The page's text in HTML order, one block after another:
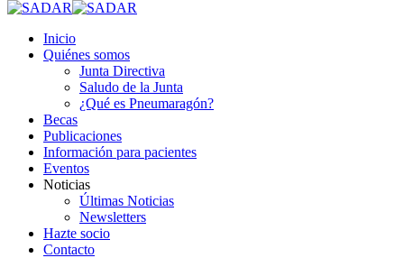
Inicio
Quiénes somos
Junta Directiva
Saludo de la Junta
¿Qué es Pneumaragón?
Becas
Publicaciones
Información para pacientes
Eventos
Noticias
Últimas Noticias
Newsletters
Hazte socio
Contacto